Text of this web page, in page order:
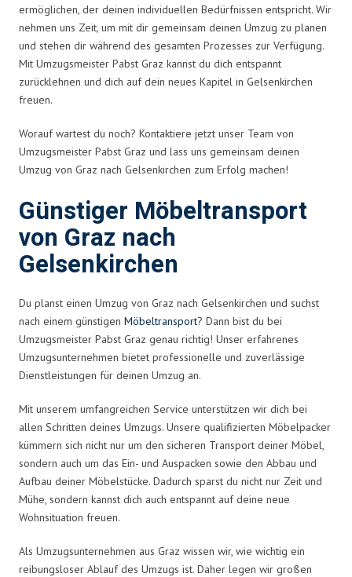
ermöglichen, der deinen individuellen Bedürfnissen entspricht. Wir
nehmen uns Zeit, um mit dir gemeinsam deinen Umzug zu planen
und stehen dir während des gesamten Prozesses zur Verfügung.
Mit Umzugsmeister Pabst Graz kannst du dich entspannt
zurücklehnen und dich auf dein neues Kapitel in Gelsenkirchen
freuen.
Worauf wartest du noch? Kontaktiere jetzt unser Team von
Umzugsmeister Pabst Graz und lass uns gemeinsam deinen
Umzug von Graz nach Gelsenkirchen zum Erfolg machen!
Günstiger Möbeltransport
von Graz nach
Gelsenkirchen
Du planst einen Umzug von Graz nach Gelsenkirchen und suchst
nach einem günstigen Möbeltransport? Dann bist du bei
Umzugsmeister Pabst Graz genau richtig! Unser erfahrenes
Umzugsunternehmen bietet professionelle und zuverlässige
Dienstleistungen für deinen Umzug an.
Mit unserem umfangreichen Service unterstützen wir dich bei
allen Schritten deines Umzugs. Unsere qualifizierten Möbelpacker
kümmern sich nicht nur um den sicheren Transport deiner Möbel,
sondern auch um das Ein- und Auspacken sowie den Abbau und
Aufbau deiner Möbelstücke. Dadurch sparst du nicht nur Zeit und
Mühe, sondern kannst dich auch entspannt auf deine neue
Wohnsituation freuen.
Als Umzugsunternehmen aus Graz wissen wir, wie wichtig ein
reibungsloser Ablauf des Umzugs ist. Daher legen wir großen